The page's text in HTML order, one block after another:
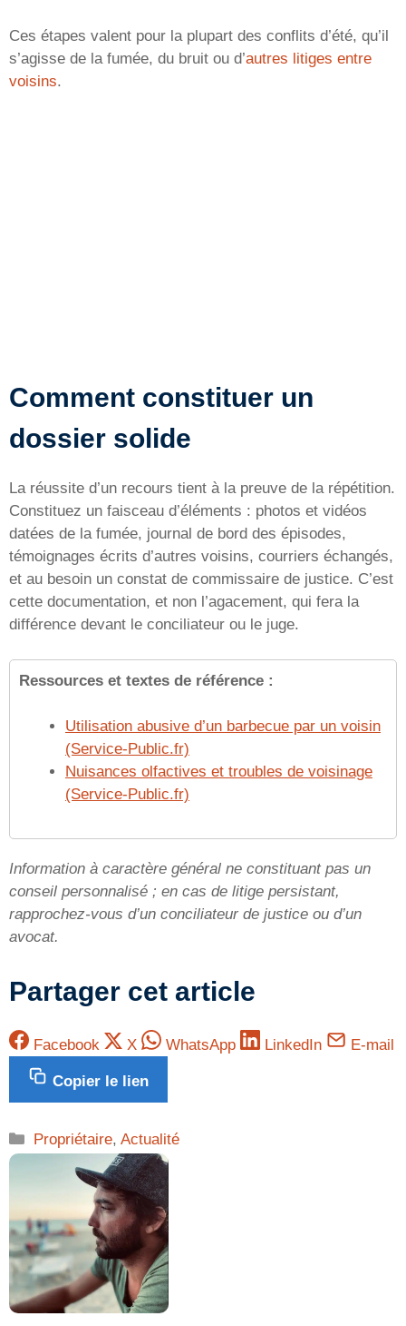
Ces étapes valent pour la plupart des conflits d’été, qu’il
s’agisse de la fumée, du bruit ou d’autres litiges entre
voisins.
Comment constituer un
dossier solide
La réussite d’un recours tient à la preuve de la répétition.
Constituez un faisceau d’éléments : photos et vidéos
datées de la fumée, journal de bord des épisodes,
témoignages écrits d’autres voisins, courriers échangés,
et au besoin un constat de commissaire de justice. C’est
cette documentation, et non l’agacement, qui fera la
différence devant le conciliateur ou le juge.
Ressources et textes de référence :
Utilisation abusive d’un barbecue par un voisin
(Service-Public.fr)
Nuisances olfactives et troubles de voisinage
(Service-Public.fr)
Information à caractère général ne constituant pas un
conseil personnalisé ; en cas de litige persistant,
rapprochez-vous d’un conciliateur de justice ou d’un
avocat.
Partager cet article
Facebook X WhatsApp LinkedIn E-mail
Copier le lien
Catégories
Propriétaire,Actualité